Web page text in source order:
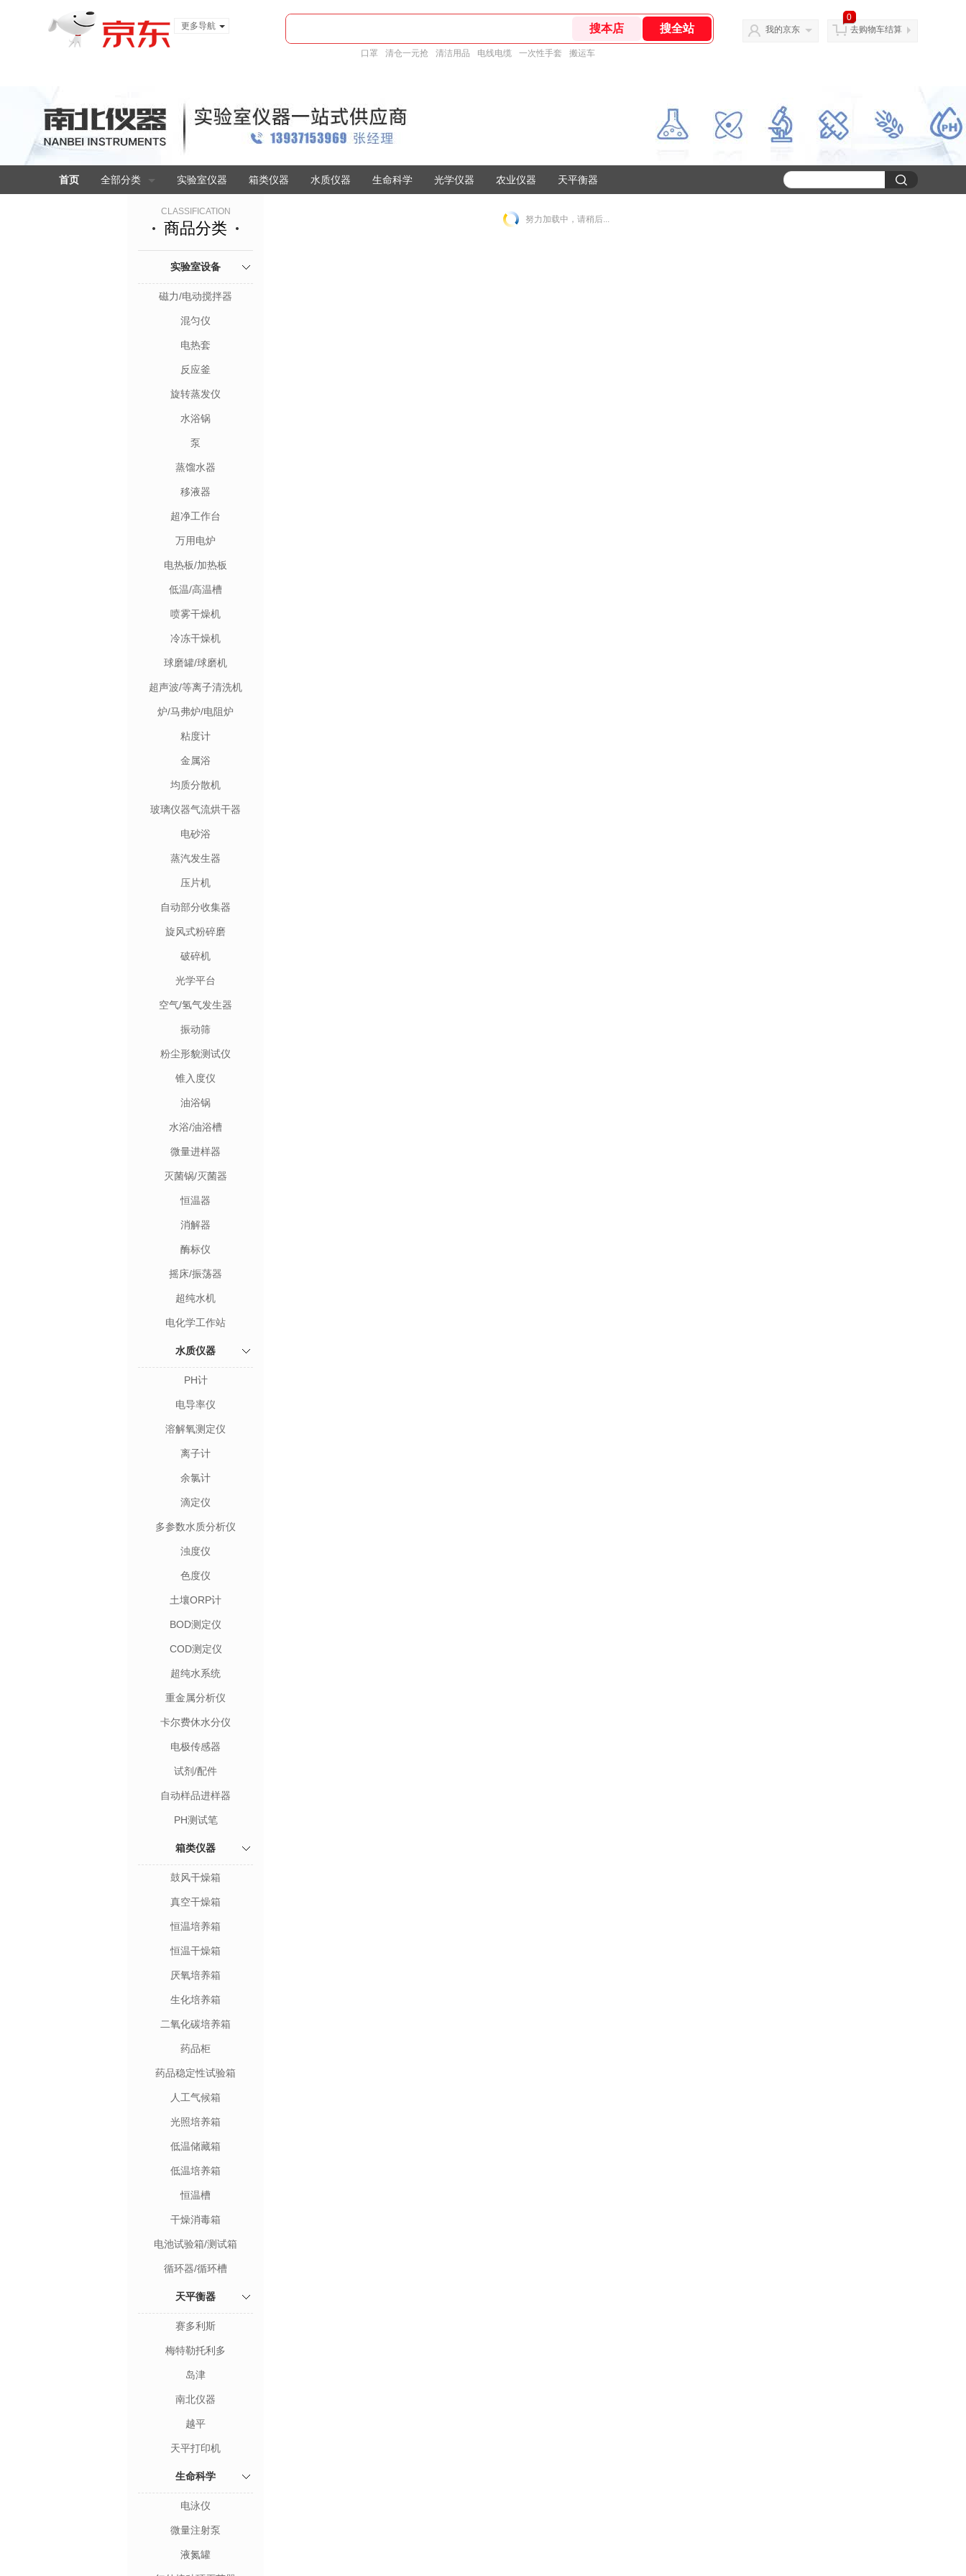
更多导航
口罩 清仓一元抢 清洁用品 电线电缆 一次性手套 搬运车
我的京东
0
去购物车结算
首页 全部分类 实验室仪器 箱类仪器 水质仪器 生命科学 光学仪器 农业仪器 天平衡器
CLASSIFICATION
商品分类
实验室设备
磁力/电动搅拌器
混匀仪
电热套
反应釜
旋转蒸发仪
水浴锅
泵
蒸馏水器
移液器
超净工作台
万用电炉
电热板/加热板
低温/高温槽
喷雾干燥机
冷冻干燥机
球磨罐/球磨机
超声波/等离子清洗机
炉/马弗炉/电阻炉
粘度计
金属浴
均质分散机
玻璃仪器气流烘干器
电砂浴
蒸汽发生器
压片机
自动部分收集器
旋风式粉碎磨
破碎机
光学平台
空气/氢气发生器
振动筛
粉尘形貌测试仪
锥入度仪
油浴锅
水浴/油浴槽
微量进样器
灭菌锅/灭菌器
恒温器
消解器
酶标仪
摇床/振荡器
超纯水机
电化学工作站
水质仪器
PH计
电导率仪
溶解氧测定仪
离子计
余氯计
滴定仪
多参数水质分析仪
浊度仪
色度仪
土壤ORP计
BOD测定仪
COD测定仪
超纯水系统
重金属分析仪
卡尔费休水分仪
电极传感器
试剂/配件
自动样品进样器
PH测试笔
箱类仪器
鼓风干燥箱
真空干燥箱
恒温培养箱
恒温干燥箱
厌氧培养箱
生化培养箱
二氧化碳培养箱
药品柜
药品稳定性试验箱
人工气候箱
光照培养箱
低温储藏箱
低温培养箱
恒温槽
干燥消毒箱
电池试验箱/测试箱
循环器/循环槽
天平衡器
赛多利斯
梅特勒托利多
岛津
南北仪器
越平
天平打印机
生命科学
电泳仪
微量注射泵
液氮罐
努力加载中，请稍后...